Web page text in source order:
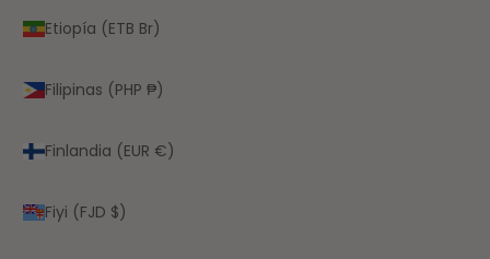
Etiopía (ETB Br)
Filipinas (PHP ₱)
Finlandia (EUR €)
Fiyi (FJD $)